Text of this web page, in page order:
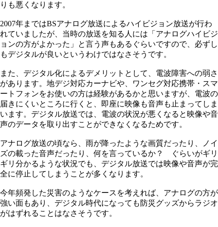
りも悪くなります。
2007年まではBSアナログ放送によるハイビジョン放送が行わ
れていましたが、当時の放送を知る人には「アナログハイビジ
ョンの方がよかった」と言う声もあるぐらいですので、必ずし
もデジタルが良いというわけではなさそうです。
また、デジタル化によるデメリットとして、電波障害への弱さ
があります。地デジ対応カーナビや、ワンセグ対応携帯・スマ
ートフォンをお使いの方は経験があるかと思いますが、電波の
届きにくいところに行くと、即座に映像も音声も止まってしま
います。デジタル放送では、電波の状況が悪くなると映像や音
声のデータを取り出すことができなくなるためです。
アナログ放送の頃なら、雨が降ったような画質だったり、ノイ
ズの載った音声だったり、何を言っているか？ ぐらいがギリ
ギリ分かるような状況でも、デジタル放送では映像や音声が完
全に停止してしまうことが多くなります。
今年頻発した災害のようなケースを考えれば、アナログの方が
強い面もあり、デジタル時代になっても防災グッズからラジオ
がはずれることはなさそうです。